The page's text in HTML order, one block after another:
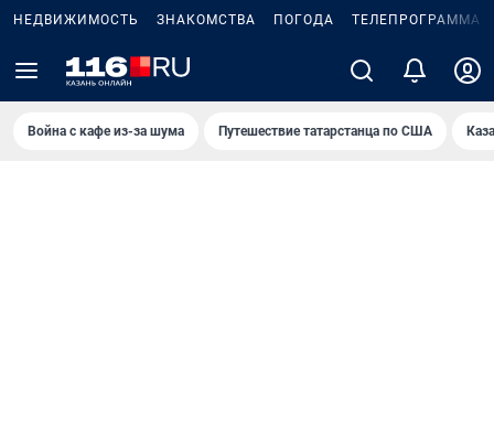
НЕДВИЖИМОСТЬ ЗНАКОМСТВА ПОГОДА ТЕЛЕПРОГРАММА
Война с кафе из-за шума Путешествие татарстанца по США